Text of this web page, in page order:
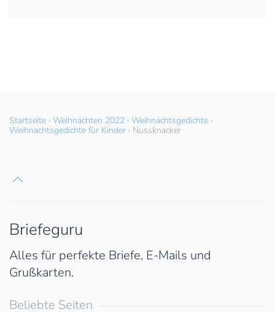
Startseite › Weihnachten 2022 › Weihnachtsgedichte ›
Weihnachtsgedichte für Kinder › Nussknacker
Briefeguru
Alles für perfekte Briefe, E-Mails und
Grußkarten.
Beliebte Seiten